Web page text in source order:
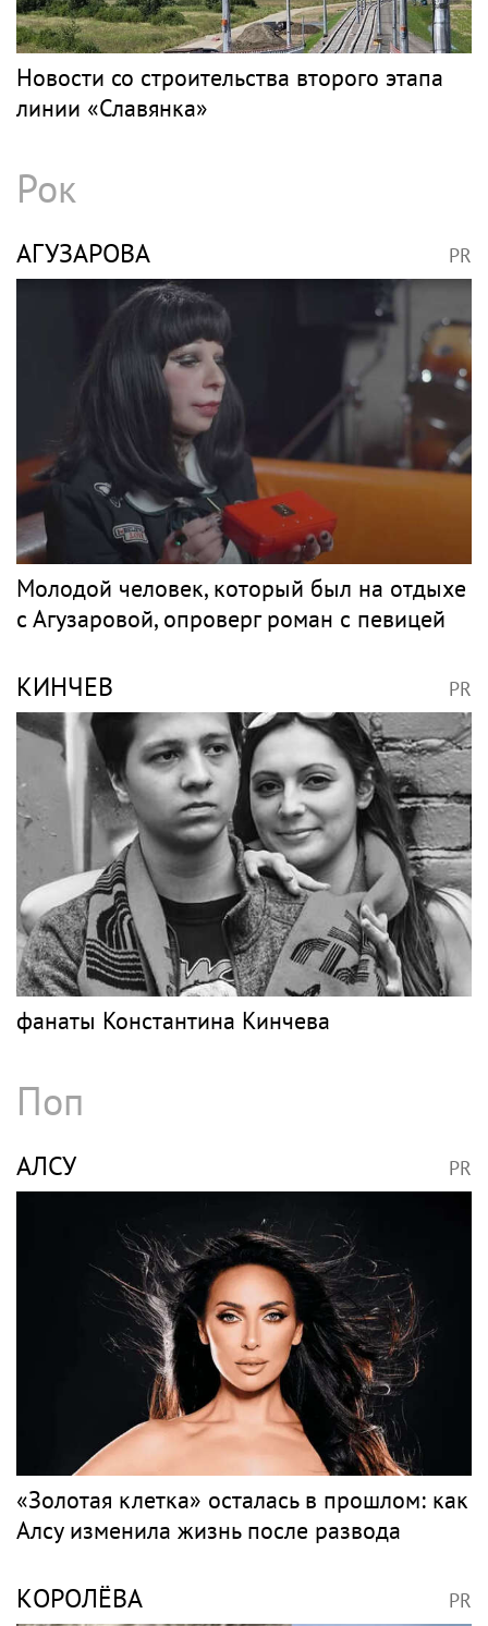
Новости со строительства второго этапа
линии «Славянка»
Рок
АГУЗАРОВА PR
Молодой человек, который был на отдыхе
с Агузаровой, опроверг роман с певицей
КИНЧЕВ PR
фанаты Константина Кинчева
Поп
АЛСУ PR
«Золотая клетка» осталась в прошлом: как
Алсу изменила жизнь после развода
КОРОЛЁВА PR